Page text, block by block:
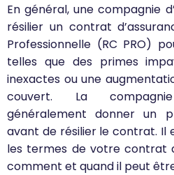
En général, une compagnie
résilier un contrat
Professionnelle (RC PRO)
telles que des primes
inexactes ou une
couvert. La
généralement donner un
avant de résilier le contrat. Il
les termes de votre contrat
comment et quand il peut